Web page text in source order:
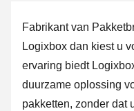
Fabrikant van
Logixbox dan kiest u
ervaring biedt
duurzame oplossing
pakketten, zonder dat